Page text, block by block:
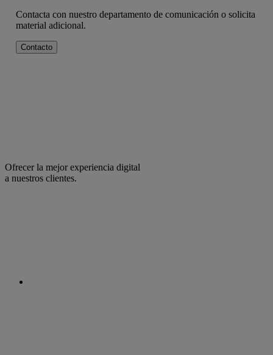
Contacta con nuestro departamento de comunicación o solicita
material adicional.
Contacto
Ofrecer la mejor experiencia digital
a nuestros clientes.